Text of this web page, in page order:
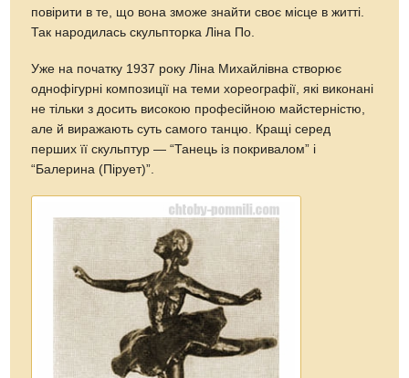
повірити в те, що вона зможе знайти своє місце в житті.
Так народилась скульпторка Ліна По.
Уже на початку 1937 року Ліна Михайлівна створює
однофігурні композиції на теми хореографії, які виконані
не тільки з досить високою професійною майстерністю,
але й виражають суть самого танцю. Кращі серед
перших її скульптур — “Танець із покривалом” і
“Балерина (Пірует)”.